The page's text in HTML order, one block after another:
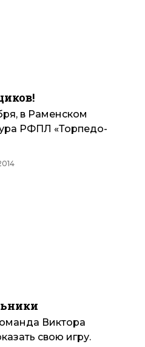
в Раменском
РФПЛ «Торпедо-
Виктора
свою игру.